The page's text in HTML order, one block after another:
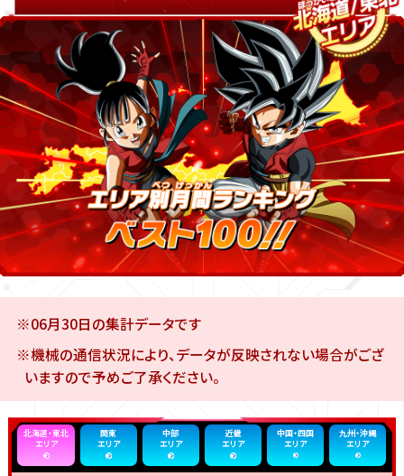
※06月30日の集計データです
※機械の通信状況により、データが反映されない場合がござ
いますので予めご了承ください。
北海道・東北
エリア
関東
エリア
中部
エリア
近畿
エリア
中国・四国
エリア
九州・沖縄
エリア